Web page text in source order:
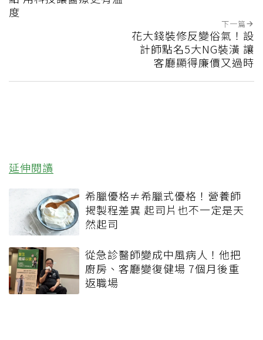
度
下一篇
花大錢裝修反變俗氣！設
計師點名5大NG裝潢 讓
客廳顯得廉價又過時
延伸閱讀
希臘優格≠希臘式優格！營養師
揭製程差異 起司片也不一定是天
然起司
從急診醫師變成中風病人！他把
廚房、客廳變復健場 7個月後重
返職場